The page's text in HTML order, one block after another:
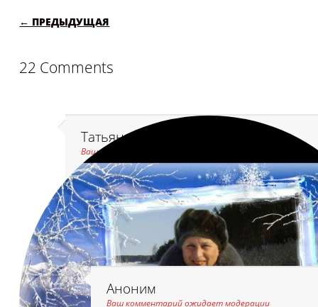
POST NAVIGATION
← ПРЕДЫДУЩАЯ
22 Comments
Татьяна Белова (Морозова )
Ваш комментарий ожидает модерации
спасибо
Аноним
Ваш комментарий ожидает модерации